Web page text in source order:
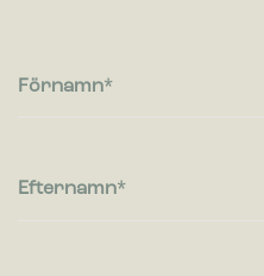
relevanta och engagerande
Förnamn
Efternamn